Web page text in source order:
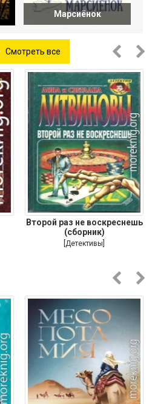
Марсиёнок
Смотреть все
Второй раз не воскреснешь
(сборник)
[Детективы]